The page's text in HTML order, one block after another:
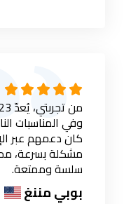
وفي المناسبات
كان دعمهم عبر
مشكلة بسرعة،
سلسة وممتعة.
بوبي مننغ